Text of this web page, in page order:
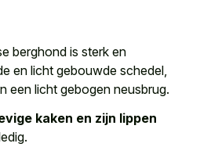
berghond is sterk en
en licht gebouwde schedel,
een licht gebogen neusbrug.
kaken en zijn lippen